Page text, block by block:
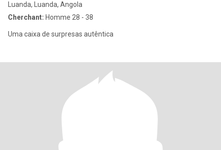
Luanda, Luanda, Angola
Cherchant: Homme 28 - 38
Uma caixa de surpresas autêntica